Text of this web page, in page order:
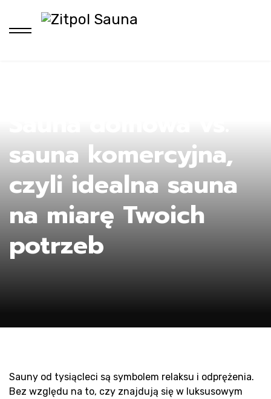
sauna komercyjna,
czyli idealna sauna
na miarę Twoich
potrzeb
Sauny od tysiącleci są symbolem relaksu i odprężenia.
Bez względu na to, czy znajdują się w luksusowym